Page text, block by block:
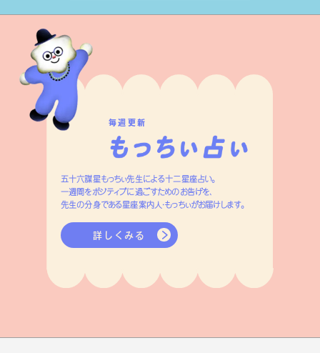
毎週更新
五十六謀星もっちぃ先生による十二星座占い。
一週間をポジティブに過ごすためのお告げを、
先生の分身である星座案内人・もっちぃがお届けします。
詳しくみる